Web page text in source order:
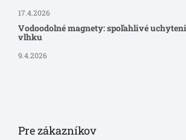
17.4.2026
Vodoodolné magnety: spoľahlivé
vlhku
9.4.2026
Pre zákazníkov